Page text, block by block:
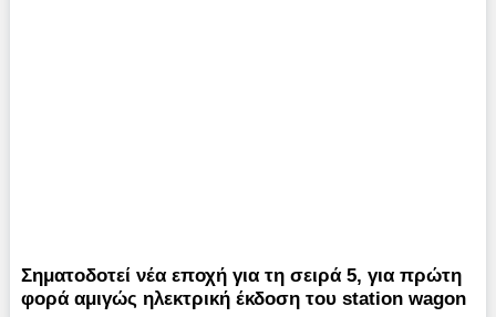
Σηματοδοτεί νέα εποχή για τη σειρά 5, για πρώτη
φορά αμιγώς ηλεκτρική έκδοση του station wagon